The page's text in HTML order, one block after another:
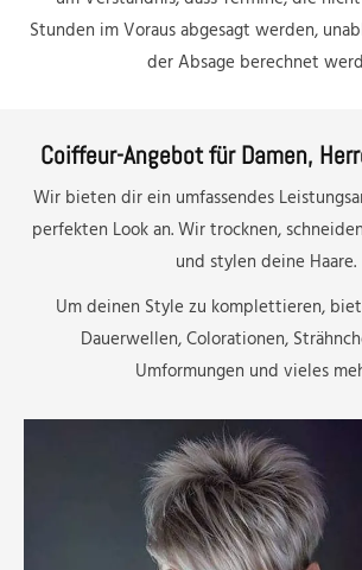
Stunden im Voraus abgesagt werden,
der Absage berechnet
Coiffeur-Angebot für Damen,
Wir bieten dir ein umfassendes
perfekten Look an. Wir trocknen,
und stylen deine Haare.
Um deinen Style zu komplettieren,
Dauerwellen, Colorationen,
Umformungen und vieles